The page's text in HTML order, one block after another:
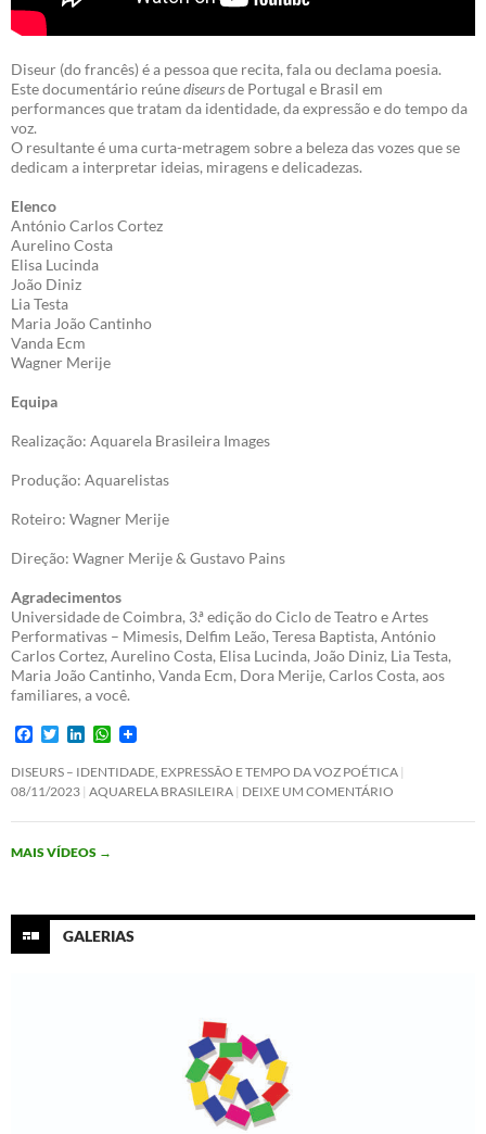
Diseur (do francês) é a pessoa que recita, fala ou declama poesia.
Este documentário reúnediseursde Portugal e Brasil em
performances que tratam da identidade, da expressão e do tempo da
voz.
O resultante é uma curta-metragem sobre a beleza das vozes que se
dedicam a interpretar ideias, miragens e delicadezas.
Elenco
António Carlos Cortez
Aurelino Costa
Elisa Lucinda
João Diniz
Lia Testa
Maria João Cantinho
Vanda Ecm
Wagner Merije
Equipa
Realização: Aquarela Brasileira Images
Produção: Aquarelistas
Roteiro: Wagner Merije
Direção: Wagner Merije & Gustavo Pains
Agradecimentos
Universidade de Coimbra, 3.ª edição do Ciclo de Teatro e Artes
Performativas – Mimesis, Delfim Leão, Teresa Baptista, António
Carlos Cortez, Aurelino Costa, Elisa Lucinda, João Diniz, Lia Testa,
Maria João Cantinho, Vanda Ecm, Dora Merije, Carlos Costa, aos
familiares, a você.
F
c
e
b
o
k
T
i
t
t
e
n
k
e
d
n
W
a
t
s
A
DISEURS – IDENTIDADE, EXPRESSÃO E TEMPO DA VOZ POÉTICA
08/11/2023 AQUARELA BRASILEIRA DEIXE UM COMENTÁRIO
MAIS VÍDEOS →
GALERIAS